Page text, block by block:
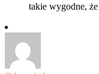
takie wygodne,